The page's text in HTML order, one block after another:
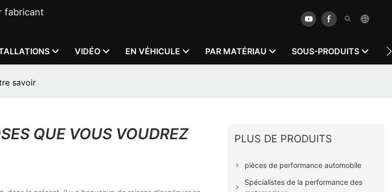
fabricant
VIDÉO EN VÉHICULE PAR MATÉRIAU SOUS-PRODUITS
savoir
QUE VOUS VOUDREZ
PLUS DE PRODUITS
pièces de performance automobile
Spécialistes de la performance des